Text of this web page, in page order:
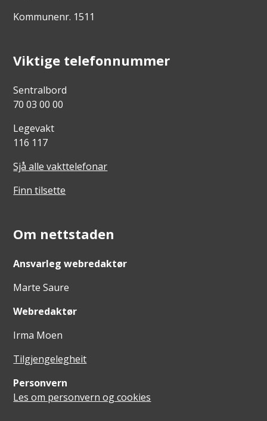
Kommunenr. 1511
Viktige telefonnummer
Sentralbord
70 03 00 00
Legevakt
116 117
Sjå alle vakttelefonar
Finn tilsette
Om nettstaden
Ansvarleg webredaktør
Marte Saure
Webredaktør
Irma Moen
Tilgjengelegheit
Personvern
Les om personvern og cookies